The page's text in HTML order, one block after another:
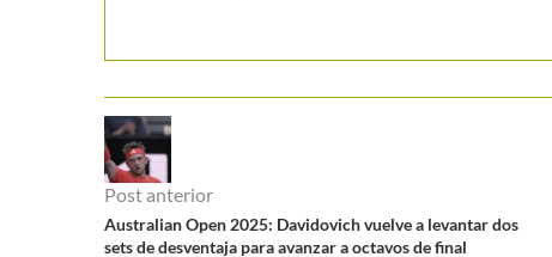
Post anterior
Australian Open 2025: Davidovich vuelve a levantar dos
sets de desventaja para avanzar a octavos de final